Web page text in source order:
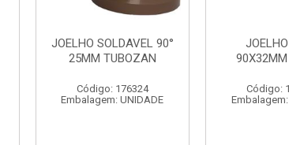
JOELHO SOLDAVEL 90°
25MM TUBOZAN
Código: 176324
Embalagem: UNIDADE
Código: